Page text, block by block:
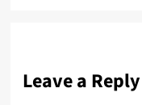
Leave a Reply